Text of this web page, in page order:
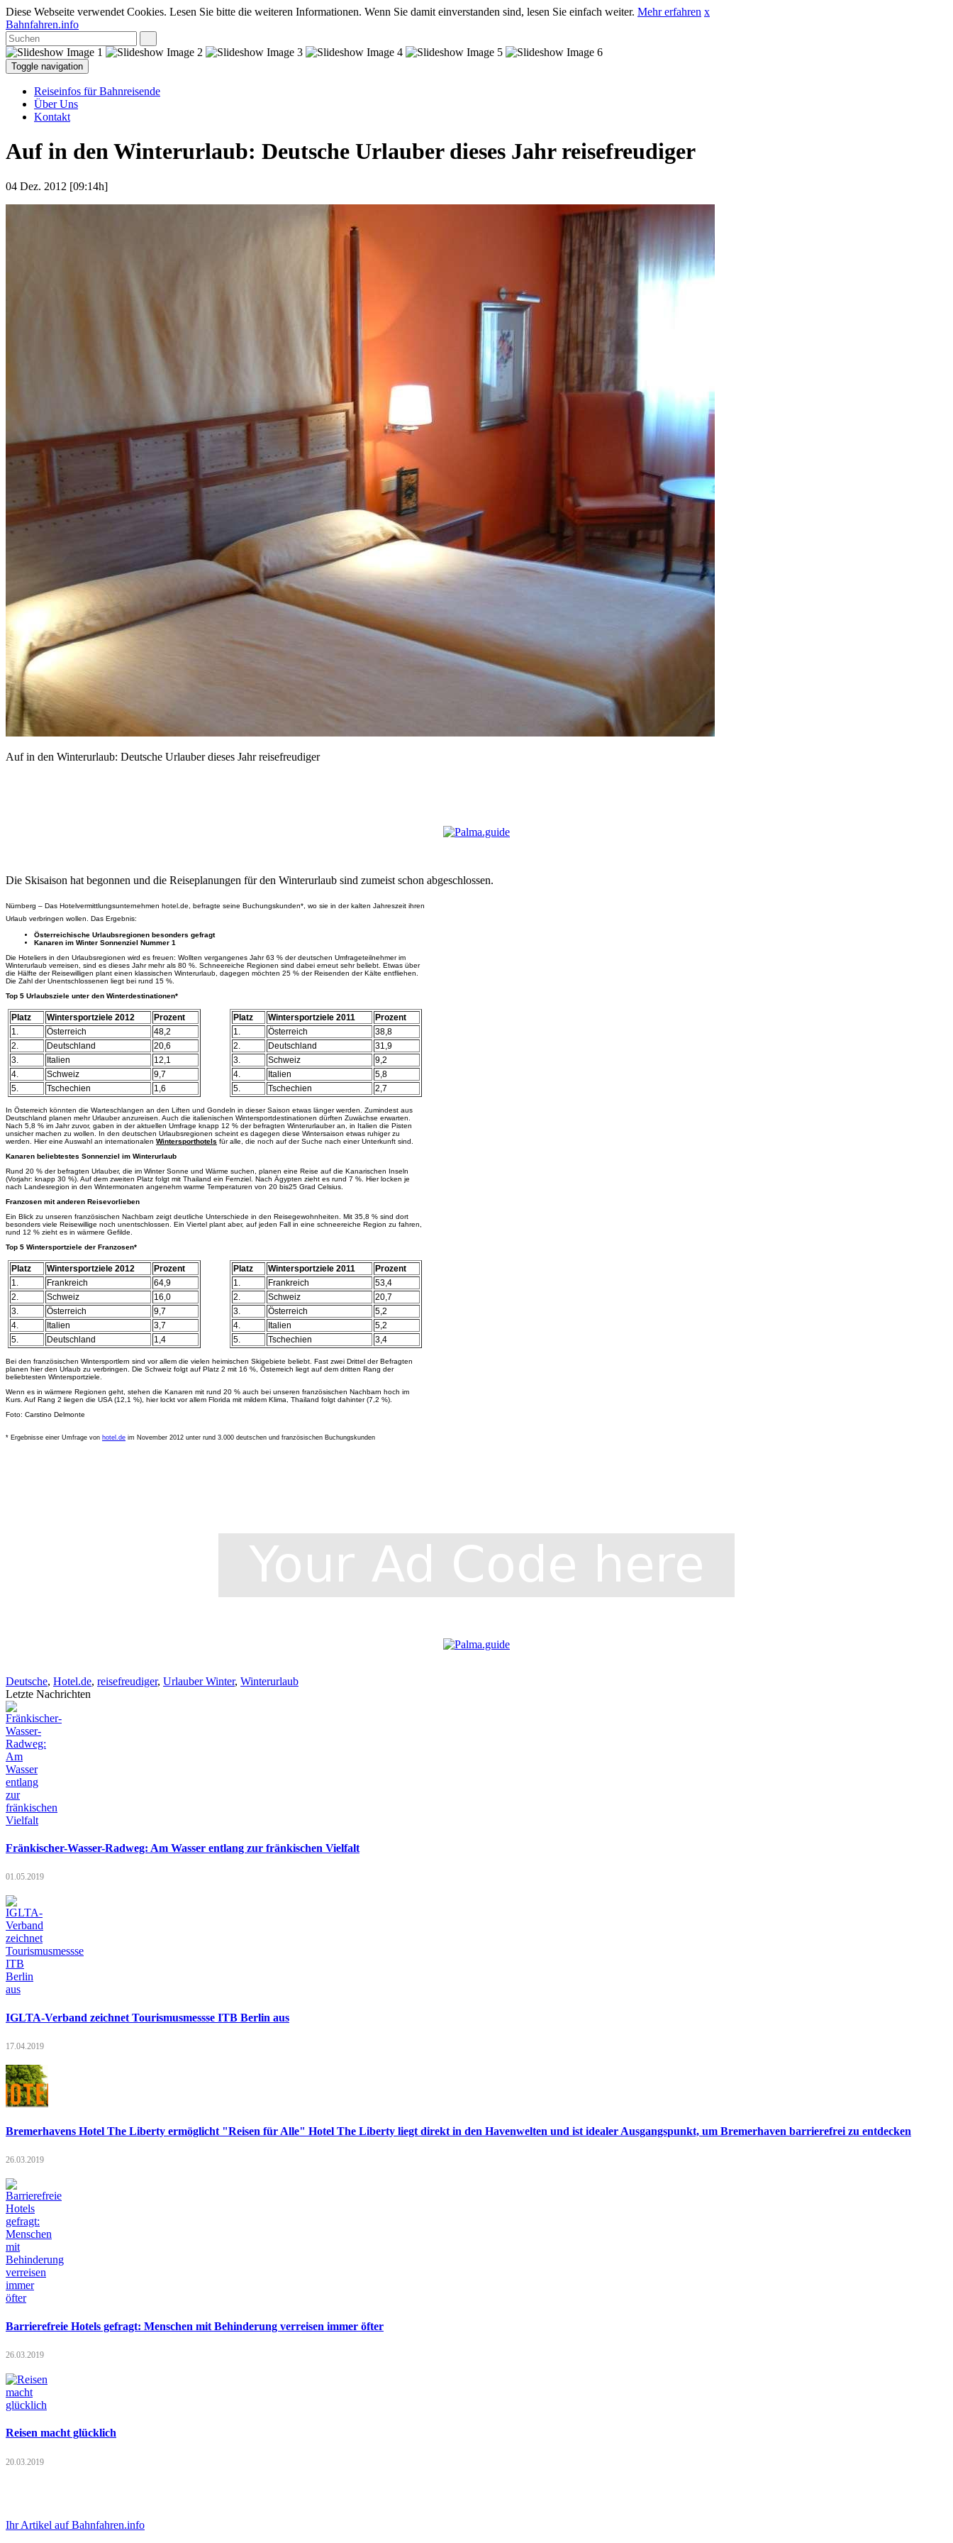
Diese Webseite verwendet Cookies. Lesen Sie bitte die weiteren Informationen. Wenn Sie damit einverstanden sind, lesen Sie einfach weiter. Mehr erfahren x
Bahnfahren.info
Toggle navigation
Reiseinfos für Bahnreisende
Über Uns
Kontakt
Auf in den Winterurlaub: Deutsche Urlauber dieses Jahr reisefreudiger
04 Dez. 2012 [09:14h]
Auf in den Winterurlaub: Deutsche Urlauber dieses Jahr reisefreudiger
Die Skisaison hat begonnen und die Reiseplanungen für den Winterurlaub sind zumeist schon abgeschlossen.
Nürnberg – Das Hotelvermittlungsunternehmen hotel.de, befragte seine Buchungskunden*, wo sie in der kalten Jahreszeit ihren
Urlaub verbringen wollen. Das Ergebnis:
Österreichische Urlaubsregionen besonders gefragt
Kanaren im Winter Sonnenziel Nummer 1
Die Hoteliers in den Urlaubsregionen wird es freuen: Wollten vergangenes Jahr 63 % der deutschen Umfrageteilnehmer im
Winterurlaub verreisen, sind es dieses Jahr mehr als 80 %. Schneereiche Regionen sind dabei erneut sehr beliebt. Etwas über
die Hälfte der Reisewilligen plant einen klassischen Winterurlaub, dagegen möchten 25 % der Reisenden der Kälte entfliehen.
Die Zahl der Unentschlossenen liegt bei rund 15 %.
Top 5 Urlaubsziele unter den Winterdestinationen*
Platz Wintersportziele 2012
Prozent
1.
Österreich
48,2
2.
Deutschland
20,6
3.
Italien
12,1
4.
Schweiz
9,7
5.
Tschechien 1,6
Platz Wintersportziele 2011
Prozent
1.
Österreich
38,8
2.
Deutschland
31,9
3.
Schweiz
9,2
4.
Italien
5,8
5.
Tschechien 2,7
In Österreich könnten die Warteschlangen an den Liften und Gondeln in dieser Saison etwas länger werden. Zumindest aus
Deutschland planen mehr Urlauber anzureisen. Auch die italienischen Wintersportdestinationen dürften Zuwächse erwarten.
Nach 5,8 % im Jahr zuvor, gaben in der aktuellen Umfrage knapp 12 % der befragten Winterurlauber an, in Italien die Pisten
unsicher machen zu wollen. In den deutschen Urlaubsregionen scheint es dagegen diese Wintersaison etwas ruhiger zu
werden. Hier eine Auswahl an internationalen Wintersporthotels für alle, die noch auf der Suche nach einer Unterkunft sind.
Kanaren beliebtestes Sonnenziel im Winterurlaub
Rund 20 % der befragten Urlauber, die im Winter Sonne und Wärme suchen, planen eine Reise auf die Kanarischen Inseln
(Vorjahr: knapp 30 %). Auf dem zweiten Platz folgt mit Thailand ein Fernziel. Nach Ägypten zieht es rund 7 %. Hier locken je
nach Landesregion in den Wintermonaten angenehm warme Temperaturen von 20 bis25 Grad Celsius.
Franzosen mit anderen Reisevorlieben
Ein Blick zu unseren französischen Nachbarn zeigt deutliche Unterschiede in den Reisegewohnheiten. Mit 35,8 % sind dort
besonders viele Reisewillige noch unentschlossen. Ein Viertel plant aber, auf jeden Fall in eine schneereiche Region zu fahren,
rund 12 % zieht es in wärmere Gefilde.
Top 5 Wintersportziele der Franzosen*
Platz Wintersportziele 2012
Prozent
1.
Frankreich
64,9
2.
Schweiz
16,0
3.
Österreich
9,7
4.
Italien
3,7
5.
Deutschland 1,4
Platz Wintersportziele 2011
Prozent
1.
Frankreich
53,4
2.
Schweiz
20,7
3.
Österreich
5,2
4.
Italien
5,2
5.
Tschechien 3,4
Bei den französischen Wintersportlern sind vor allem die vielen heimischen Skigebiete beliebt. Fast zwei Drittel der Befragten
planen hier den Urlaub zu verbringen. Die Schweiz folgt auf Platz 2 mit 16 %, Österreich liegt auf dem dritten Rang der
beliebtesten Wintersportziele.
Wenn es in wärmere Regionen geht, stehen die Kanaren mit rund 20 % auch bei unseren französischen Nachbarn hoch im
Kurs. Auf Rang 2 liegen die USA (12,1 %), hier lockt vor allem Florida mit mildem Klima, Thailand folgt dahinter (7,2 %).
Foto: Carstino Delmonte
* Ergebnisse einer Umfrage von hotel.de im November 2012 unter rund 3.000 deutschen und französischen Buchungskunden
Deutsche, Hotel.de, reisefreudiger, Urlauber Winter, Winterurlaub
Letzte Nachrichten
Fränkischer-Wasser-Radweg: Am Wasser entlang zur fränkischen Vielfalt
01.05.2019
IGLTA-Verband zeichnet Tourismusmessse ITB Berlin aus
17.04.2019
Bremerhavens Hotel The Liberty ermöglicht "Reisen für Alle" Hotel The Liberty liegt direkt in den Havenwelten und ist idealer Ausgangspunkt, um Bremerhaven barrierefrei zu entdecken
26.03.2019
Barrierefreie Hotels gefragt: Menschen mit Behinderung verreisen immer öfter
26.03.2019
Reisen macht glücklich
20.03.2019
Ihr Artikel auf Bahnfahren.info